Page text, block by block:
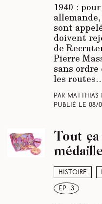
1940 :
sont
doivent
de
Pierre
sans
les
Par Matthias
Publié le 08/
Histoire
ép. 3
Tout